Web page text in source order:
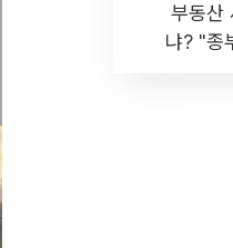
부동산
냐? "종